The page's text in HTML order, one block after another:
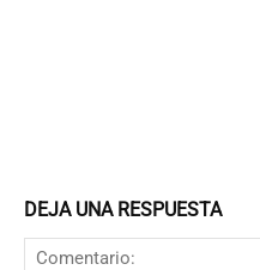
DEJA UNA RESPUESTA